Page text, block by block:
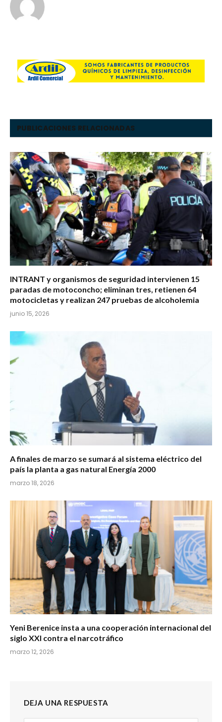
PUBLICACIONES RELACIONADAS
INTRANT y organismos de seguridad intervienen 15
paradas de motoconcho; eliminan tres, retienen 64
motocicletas y realizan 247 pruebas de alcoholemia
junio 15, 2026
A finales de marzo se sumará al sistema eléctrico del
país la planta a gas natural Energía 2000
marzo 18, 2026
Yeni Berenice insta a una cooperación internacional del
siglo XXI contra el narcotráfico
marzo 12, 2026
DEJA UNA RESPUESTA